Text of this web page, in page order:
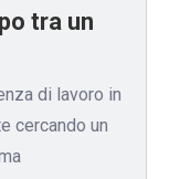
tra un
di lavoro in
cercando un